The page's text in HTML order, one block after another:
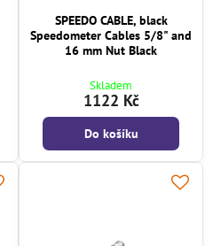
SPEEDO CABLE, black
Speedometer Cables 5/8" and
16 mm Nut Black
Skladem
1122 Kč
Do košíku